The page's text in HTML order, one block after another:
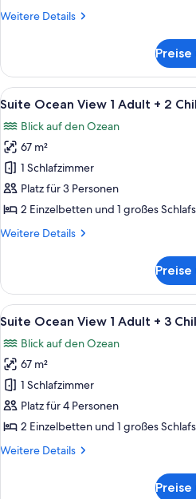
+
anzeigen
Weitere Details
Weitere
Ocean
View
1
+
Child
Alle
Fotos
für
Suite
Ocean
View
1
+
anzeigen
6
Suite Ocean View 1 Adult + 2
Blick auf den Ozean
67 m²
1 Schlafzimmer
Platz für 3 Personen
2 Einzelbetten und 1 großes
Weitere Details
Weitere
Ocean
View
1
+
2
Children
Alle
Fotos
für
Suite
Ocean
View
1
+
6
Suite Ocean View 1 Adult + 3
Blick auf den Ozean
67 m²
1 Schlafzimmer
Platz für 4 Personen
2 Einzelbetten und 1 großes
Weitere Details
Weitere